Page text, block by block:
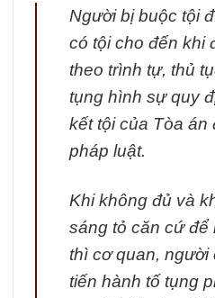
Người bị buộc tội
có tội cho đến khi
theo trình tự, thủ
tụng hình sự quy
kết tội của Tòa án
pháp luật.
Khi không đủ và
sáng tỏ căn cứ để
thì cơ quan, người
tiến hành tố tụng